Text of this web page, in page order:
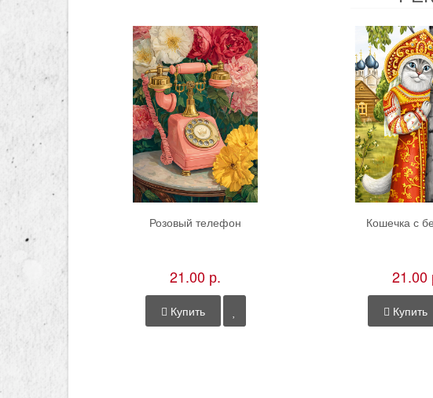
Розовый телефон
21.00 р.
Купить
Кошечка с
21.00
Купить